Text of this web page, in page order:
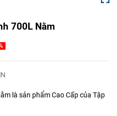
700L Nằm
là sản phẩm Cao Cấp của Tập